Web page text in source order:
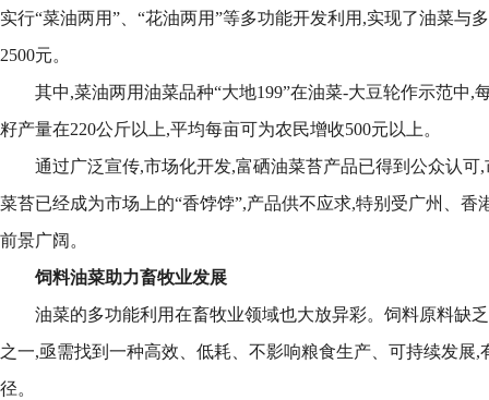
实行“菜油两用”、“花油两用”等多功能开发利用,实现了油菜与
2500元。
其中,菜油两用油菜品种“大地199”在油菜-大豆轮作示范中,
籽产量在220公斤以上,平均每亩可为农民增收500元以上。
通过广泛宣传,市场化开发,富硒油菜苔产品已得到公众认可
菜苔已经成为市场上的“香饽饽”,产品供不应求,特别受广州、香
前景广阔。
饲料油菜助力畜牧业发展
油菜的多功能利用在畜牧业领域也大放异彩。饲料原料缺
之一,亟需找到一种高效、低耗、不影响粮食生产、可持续发展
径。